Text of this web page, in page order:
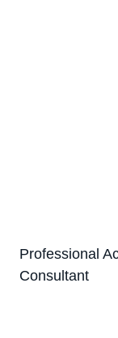
Professional
Consultant